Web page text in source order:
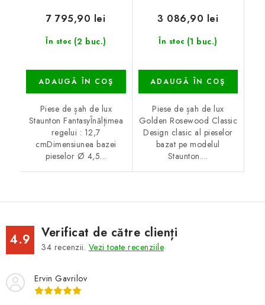
În stoc (2 buc.)
7 795,90 lei
ADAUGĂ ÎN COŞ
Piese de șah de lux
Staunton FantasyÎnălțimea
regelui : 12,7
cmDimensiunea bazei
pieselor Ø 4,5...
În stoc (1 buc.)
3 086,90 lei
ADAUGĂ ÎN COŞ
Piese de șah de lux
Golden Rosewood Classic
Design clasic al pieselor
bazat pe modelul
Staunton....
4.9 Verificat de către clienți
34 recenzii. Vezi toate recenziile
Ervin Gavrilov